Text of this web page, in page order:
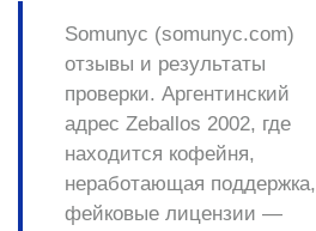
Somunyc (somunyc.com)
отзывы и результаты
проверки. Аргентинский
адрес Zeballos 2002, где
находится кофейня,
неработающая поддержка,
фейковые лицензии —